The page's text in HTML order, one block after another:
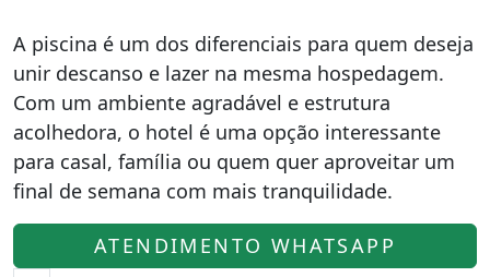
A piscina é um dos diferenciais para quem deseja
unir descanso e lazer na mesma hospedagem.
Com um ambiente agradável e estrutura
acolhedora, o hotel é uma opção interessante
para casal, família ou quem quer aproveitar um
final de semana com mais tranquilidade.
ATENDIMENTO WHATSAPP